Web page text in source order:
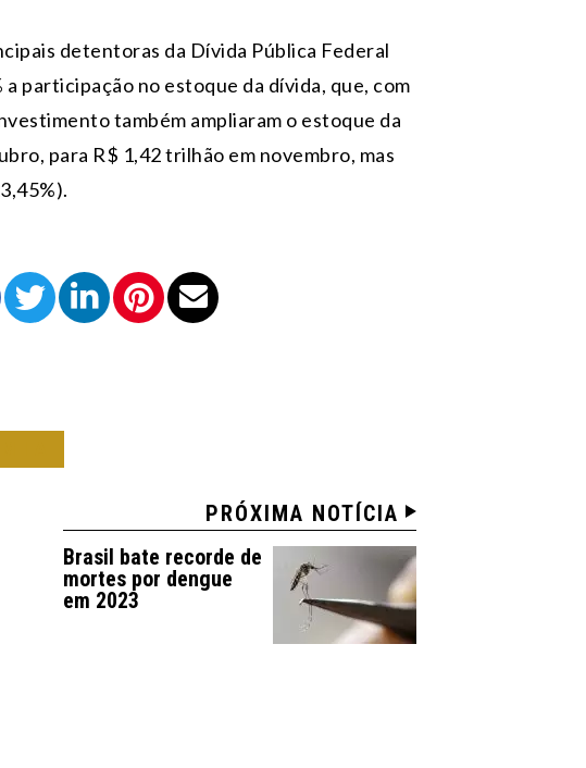
detentoras da Dívida Pública Federal
participação no estoque da dívida, que, com
também ampliaram o estoque da
para R$ 1,42 trilhão em novembro, mas
PRÓXIMA NOTÍCIA
Brasil bate recorde de
mortes por dengue
em 2023